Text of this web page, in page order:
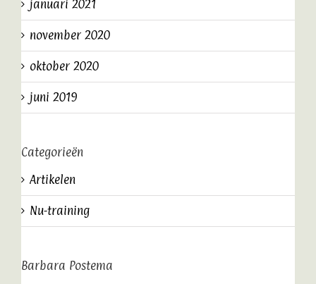
januari 2021
november 2020
oktober 2020
juni 2019
Categorieën
Artikelen
Nu-training
Barbara Postema